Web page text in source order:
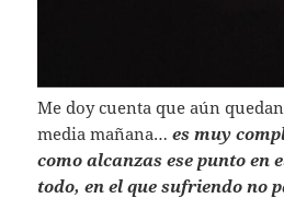
Me doy cuenta que aún
media mañana…es muy
como alcanzas ese punto en
todo, en el que sufriendo no